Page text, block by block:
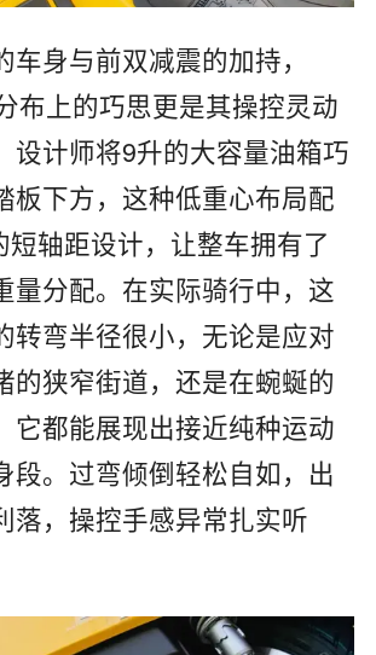
身与前双减震的加持，
布上的巧思更是其操控灵动
设计师将9升的大容量油箱巧
板下方，这种低重心布局配
短轴距设计，让整车拥有了
量分配。在实际骑行中，这
转弯半径很小，无论是应对
的狭窄街道，还是在蜿蜒的
它都能展现出接近纯种运动
段。过弯倾倒轻松自如，出
落，操控手感异常扎实听